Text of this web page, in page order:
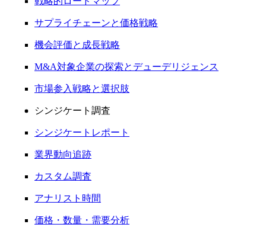
サプライチェーンと価格戦略
機会評価と成長戦略
M&A対象企業の探索とデューデリジェンス
市場参入戦略と選択肢
シンジケート調査
シンジケートレポート
業界動向追跡
カスタム調査
アナリスト時間
価格・数量・需要分析